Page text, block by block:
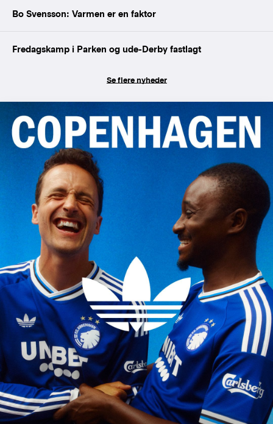
Bo Svensson: Varmen er en faktor
Fredagskamp i Parken og ude-Derby fastlagt
Se flere nyheder